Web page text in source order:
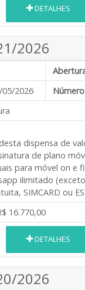
DETALHES
2026
05/2026
dispensa de
de plano
para móvel on e
ilimitado
SIMCARD ou
16.770,00
DETALHES
2026